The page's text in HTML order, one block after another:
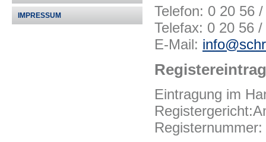
IMPRESSUM
Telefon: 0 20 56
Telefax: 0 20 56
E-Mail:
Eintragung im